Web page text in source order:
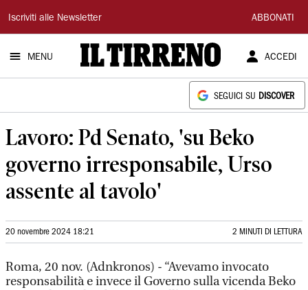
Il
Tirreno
Iscriviti alle Newsletter ABBONATI
MENU ACCEDI
SEGUICI SU DISCOVER
Lavoro: Pd Senato, 'su Beko
governo irresponsabile, Urso
assente al tavolo'
20 novembre 2024 18:21 2 MINUTI DI LETTURA
Roma, 20 nov. (Adnkronos) - “Avevamo invocato
responsabilità e invece il Governo sulla vicenda Beko